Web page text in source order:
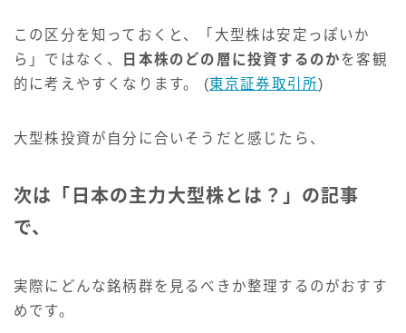
この区分を知っておくと、「大型株は安定っぽいか
ら」ではなく、
日本株のどの層に投資するのかを客観
的に考えやすくなります。 (東京証券取引所)
大型株投資が自分に合いそうだと感じたら、
次は「日本の主力大型株とは？」の記事
で、
実際にどんな銘柄群を見るべきか整理するのがおすす
めです。